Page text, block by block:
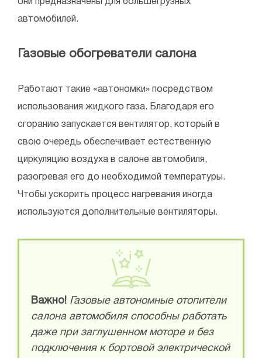
автомобилей.
Газовые обогреватели салона
Работают такие «автономки» посредством
использования жидкого газа. Благодаря его
сгоранию запускается вентилятор, который в
свою очередь обеспечивает естественную
циркуляцию воздуха в салоне автомобиля,
разогревая его до необходимой температуры.
Чтобы ускорить процесс нагревания иногда
используются дополнительные вентиляторы.
Важно! Газовые автономные отопители
салона автомобиля способны работать
даже при заглушенном моторе и без
подключения к бортовой электрической